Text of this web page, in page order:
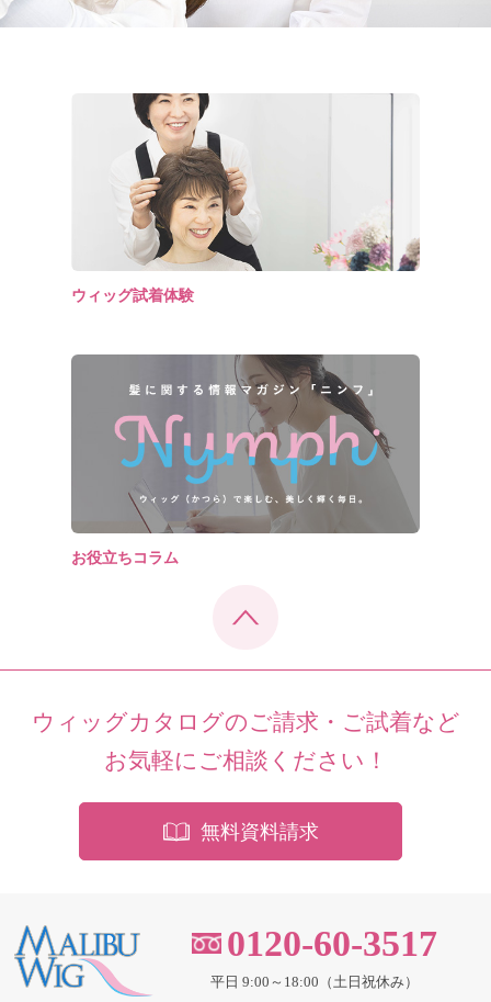
ウィッグ試着体験
お役立ちコラム
ウィッグカタログのご請求・ご試着など
お気軽にご相談ください！
無料資料請求
0120-60-3517
平日 9:00～18:00（土日祝休み）